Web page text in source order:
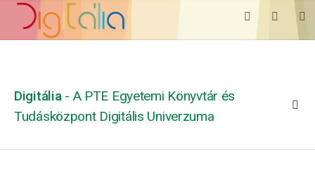
Digitália - A PTE Egyetemi Könyvtár és
Tudásközpont Digitális Univerzuma